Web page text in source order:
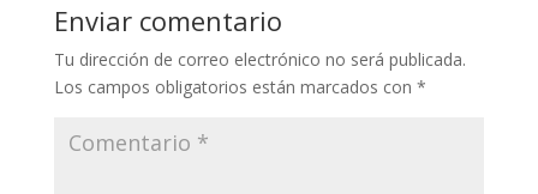
Enviar comentario
Tu dirección de correo electrónico no será publicada.
Los campos obligatorios están marcados con *